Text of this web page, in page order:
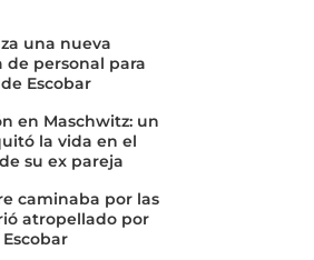
una nueva
de personal para
Escobar
en Maschwitz: un
la vida en el
su ex pareja
caminaba por las
atropellado por